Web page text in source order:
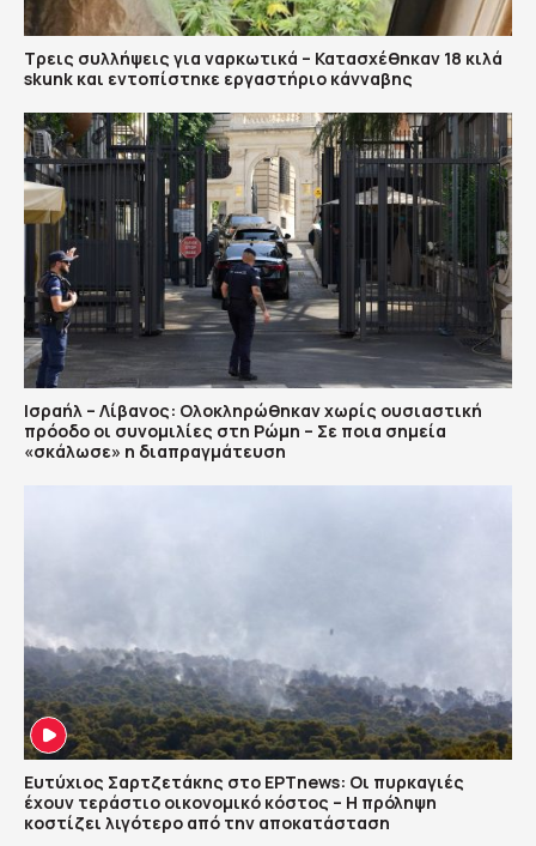
Τρεις συλλήψεις για ναρκωτικά – Κατασχέθηκαν 18 κιλά
skunk και εντοπίστηκε εργαστήριο κάνναβης
Ισραήλ – Λίβανος: Ολοκληρώθηκαν χωρίς ουσιαστική
πρόοδο οι συνομιλίες στη Ρώμη – Σε ποια σημεία
«σκάλωσε» η διαπραγμάτευση
Ευτύχιος Σαρτζετάκης στο ΕΡΤnews: Οι πυρκαγιές
έχουν τεράστιο οικονομικό κόστος – Η πρόληψη
κοστίζει λιγότερο από την αποκατάσταση